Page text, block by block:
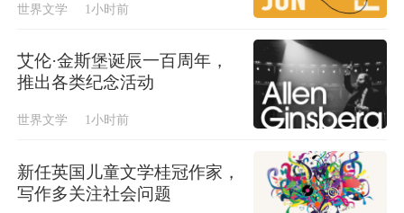
世界文学 1小时前
艾伦·金斯堡诞辰一百周年，
推出各类纪念活动
世界文学 1小时前
新任英国儿童文学桂冠作家，
写作多关注社会问题